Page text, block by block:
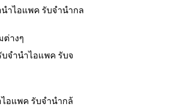
ำไอแพค รับจำนำกล
ต่างๆ
จำนำไอแพค รับจ
อแพค รับจำนำกล้